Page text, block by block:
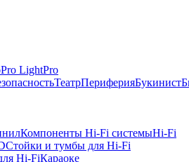
Pro LightPro
ТеатрПериферияБукинист
Компоненты Hi-Fi системыHi-Fi
Стойки и тумбы для Hi-Fi
Hi-FiКараоке